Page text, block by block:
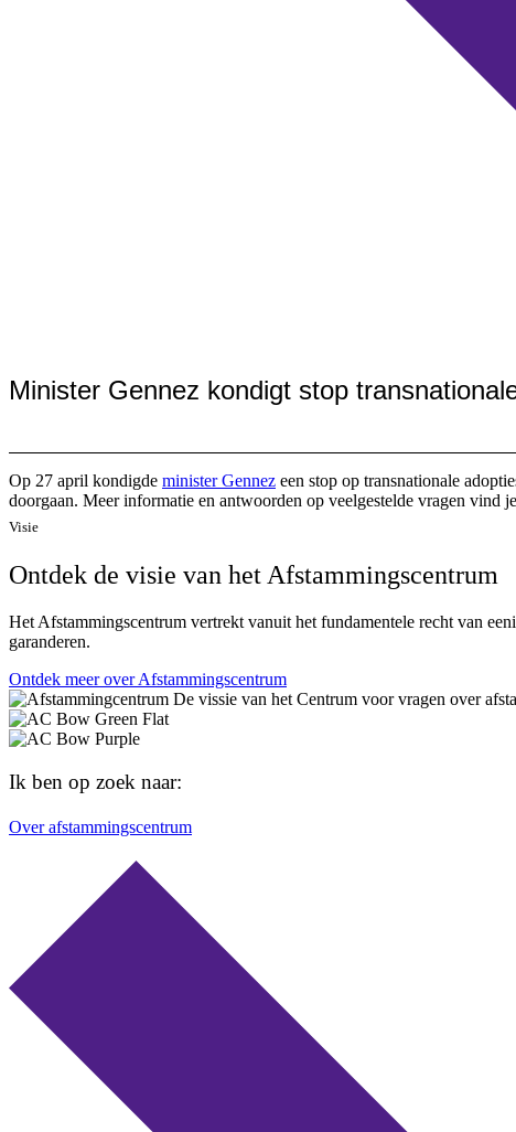
Minister Gennez kondigt stop
Op 27 april kondigde minister Gennez een stop op transnationale
doorgaan. Meer informatie en antwoorden op veelgestelde vragen vind
Visie
Ontdek de visie van het Afstammingscentrum
Het Afstammingscentrum vertrekt vanuit het fundamentele recht van
garanderen.
Ontdek meer over Afstammingscentrum
Ik ben op zoek naar:
Over afstammingscentrum